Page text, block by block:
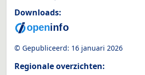
Downloads:
© Gepubliceerd: 16 januari 2026
Regionale overzichten: